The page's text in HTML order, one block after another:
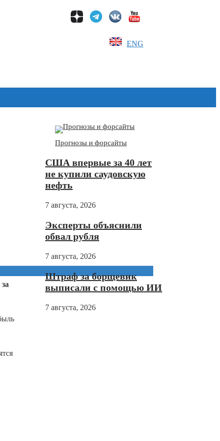
ENG
Прогнозы и форсайты
США впервые за 40 лет
не купили саудовскую
нефть
7 августа, 2026
Эксперты объяснили
обвал рубля
7 августа, 2026
Штраф за борщевик
выписали с помощью ИИ
7 августа, 2026